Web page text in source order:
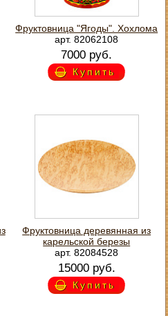
Фруктовница "Ягоды". Хохлома
арт. 82062108
7000 руб.
Купить
Фруктовница деревянная из
карельской березы
арт. 82084528
15000 руб.
Купить